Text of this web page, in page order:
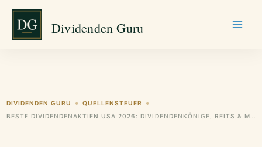
Zum
springen
Dividenden Guru
DIVIDENDEN GURU ◆ QUELLENSTEUER ◆
BESTE DIVIDENDENAKTIEN USA 2026: DIVIDENDENKÖNIGE, REITS & MONATLICHE ZAHLER